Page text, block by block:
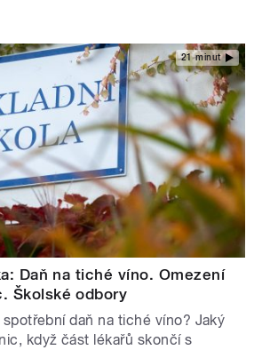
21 minut
Daň na tiché víno. Omezení
Školské odbory
daň na tiché víno? Jaký
když část lékařů skončí s